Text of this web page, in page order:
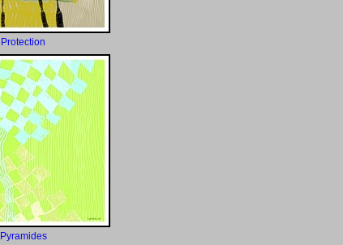
Protection
Pyramides